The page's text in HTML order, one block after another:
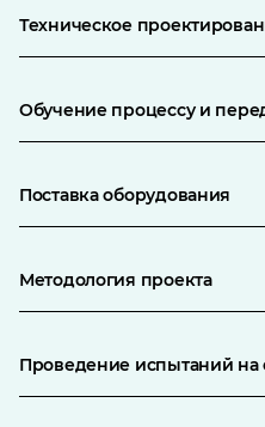
Техническое
Обучение процессу и
Поставка оборудования
Методология проекта
Проведение испытаний на